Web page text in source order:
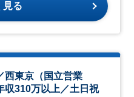
見る
西東京（国立営業
310万以上／土日祝